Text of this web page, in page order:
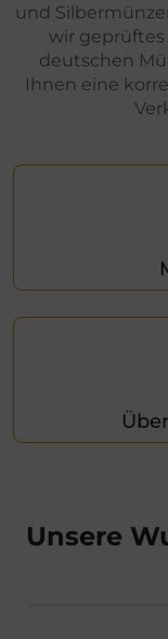
und
wir
deutschen
Ihnen eine
Unsere